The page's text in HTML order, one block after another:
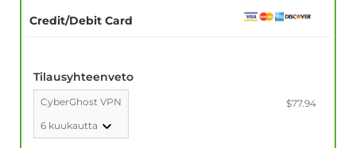
Credit/Debit Card
Tilausyhteenveto
CyberGhost VPN
6 kuukautta
$77.94